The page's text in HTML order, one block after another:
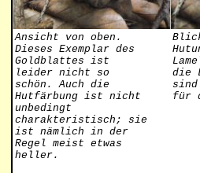
Ansicht von oben.
Dieses Exemplar des
Goldblattes ist
leider nicht so
schön. Auch die
Hutfärbung ist nicht
unbedingt
charakteristisch; sie
ist nämlich in der
Regel meist etwas
heller.
die
für